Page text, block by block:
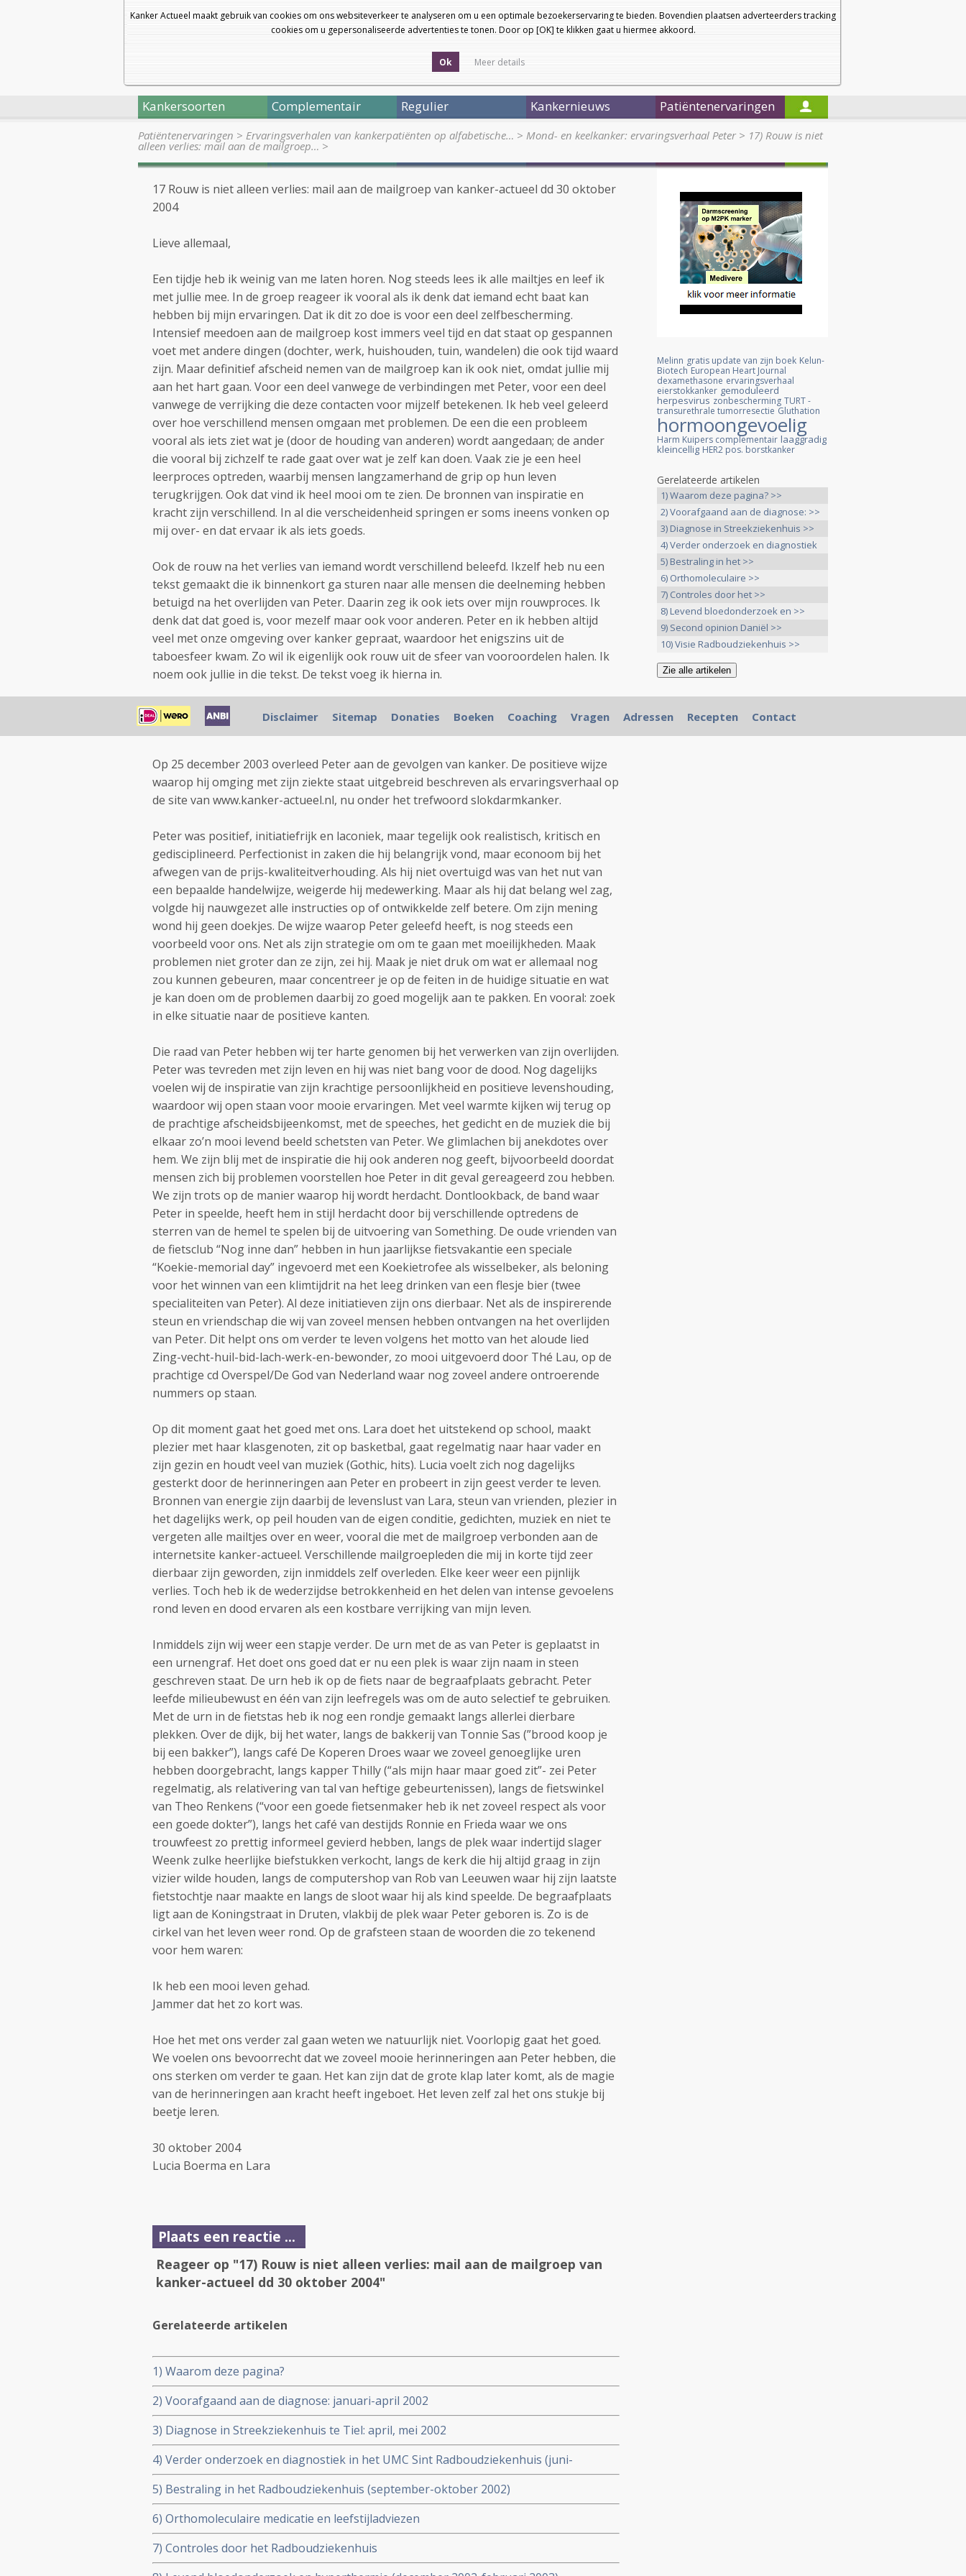
Kanker Actueel maakt gebruik van cookies om ons websiteverkeer te analyseren om u een optimale bezoekerservaring te bieden. Bovendien plaatsen adverteerders tracking
cookies om u gepersonaliseerde advertenties te tonen. Door op [OK] te klikken gaat u hiermee akkoord.
Ok Meer details
a
a
Nieuwsbrief
Startpagina
Kankersoorten Complementair Regulier Kankernieuws Patiëntenervaringen
Patiëntenervaringen > Ervaringsverhalen van kankerpatiënten op alfabetische… > Mond- en keelkanker: ervaringsverhaal Peter> 17) Rouw is niet
alleen verlies: mail aan de mailgroep… >
17 Rouw is niet alleen verlies: mail aan de mailgroep van kanker-actueel dd 30 oktober
2004
Lieve allemaal,
Een tijdje heb ik weinig van me laten horen. Nog steeds lees ik alle mailtjes en leef ik
met jullie mee. In de groep reageer ik vooral als ik denk dat iemand echt baat kan
hebben bij mijn ervaringen. Dat ik dit zo doe is voor een deel zelfbescherming.
Intensief meedoen aan de mailgroep kost immers veel tijd en dat staat op gespannen
voet met andere dingen (dochter, werk, huishouden, tuin, wandelen) die ook tijd waard
zijn. Maar definitief afscheid nemen van de mailgroep kan ik ook niet, omdat jullie mij
aan het hart gaan. Voor een deel vanwege de verbindingen met Peter, voor een deel
vanwege de verrijking die deze contacten voor mijzelf betekenen. Ik heb veel geleerd
over hoe verschillend mensen omgaan met problemen. De een die een probleem
vooral als iets ziet wat je (door de houding van anderen) wordt aangedaan; de ander
die vooral bij zichzelf te rade gaat over wat je zelf kan doen. Vaak zie je een heel
leerproces optreden, waarbij mensen langzamerhand de grip op hun leven
terugkrijgen. Ook dat vind ik heel mooi om te zien. De bronnen van inspiratie en
kracht zijn verschillend. In al die verscheidenheid springen er soms ineens vonken op
mij over- en dat ervaar ik als iets goeds.
Ook de rouw na het verlies van iemand wordt verschillend beleefd. Ikzelf heb nu een
tekst gemaakt die ik binnenkort ga sturen naar alle mensen die deelneming hebben
betuigd na het overlijden van Peter. Daarin zeg ik ook iets over mijn rouwproces. Ik
denk dat dat goed is, voor mezelf maar ook voor anderen. Peter en ik hebben altijd
veel met onze omgeving over kanker gepraat, waardoor het enigszins uit de
taboesfeer kwam. Zo wil ik eigenlijk ook rouw uit de sfeer van vooroordelen halen. Ik
noem ook jullie in die tekst. De tekst voeg ik hierna in.
Lieve groeten,
Lucia
Op 25 december 2003 overleed Peter aan de gevolgen van kanker. De positieve wijze
waarop hij omging met zijn ziekte staat uitgebreid beschreven als ervaringsverhaal op
de site van www.kanker-actueel.nl, nu onder het trefwoord slokdarmkanker.
Peter was positief, initiatiefrijk en laconiek, maar tegelijk ook realistisch, kritisch en
gedisciplineerd. Perfectionist in zaken die hij belangrijk vond, maar econoom bij het
afwegen van de prijs-kwaliteitverhouding. Als hij niet overtuigd was van het nut van
een bepaalde handelwijze, weigerde hij medewerking. Maar als hij dat belang wel zag,
volgde hij nauwgezet alle instructies op of ontwikkelde zelf betere. Om zijn mening
wond hij geen doekjes. De wijze waarop Peter geleefd heeft, is nog steeds een
voorbeeld voor ons. Net als zijn strategie om om te gaan met moeilijkheden. Maak
problemen niet groter dan ze zijn, zei hij. Maak je niet druk om wat er allemaal nog
zou kunnen gebeuren, maar concentreer je op de feiten in de huidige situatie en wat
je kan doen om de problemen daarbij zo goed mogelijk aan te pakken. En vooral: zoek
in elke situatie naar de positieve kanten.
Die raad van Peter hebben wij ter harte genomen bij het verwerken van zijn overlijden.
Peter was tevreden met zijn leven en hij was niet bang voor de dood. Nog dagelijks
voelen wij de inspiratie van zijn krachtige persoonlijkheid en positieve levenshouding,
waardoor wij open staan voor mooie ervaringen. Met veel warmte kijken wij terug op
de prachtige afscheidsbijeenkomst, met de speeches, het gedicht en de muziek die bij
elkaar zo’n mooi levend beeld schetsten van Peter. We glimlachen bij anekdotes over
hem. We zijn blij met de inspiratie die hij ook anderen nog geeft, bijvoorbeeld doordat
mensen zich bij problemen voorstellen hoe Peter in dit geval gereageerd zou hebben.
We zijn trots op de manier waarop hij wordt herdacht. Dontlookback, de band waar
Peter in speelde, heeft hem in stijl herdacht door bij verschillende optredens de
sterren van de hemel te spelen bij de uitvoering van Something. De oude vrienden van
de fietsclub “Nog inne dan” hebben in hun jaarlijkse fietsvakantie een speciale
“Koekie-memorial day” ingevoerd met een Koekietrofee als wisselbeker, als beloning
voor het winnen van een klimtijdrit na het leeg drinken van een flesje bier (twee
specialiteiten van Peter). Al deze initiatieven zijn ons dierbaar. Net als de inspirerende
steun en vriendschap die wij van zoveel mensen hebben ontvangen na het overlijden
van Peter. Dit helpt ons om verder te leven volgens het motto van het aloude lied
Zing-vecht-huil-bid-lach-werk-en-bewonder, zo mooi uitgevoerd door Thé Lau, op de
prachtige cd Overspel/De God van Nederland waar nog zoveel andere ontroerende
nummers op staan.
Op dit moment gaat het goed met ons. Lara doet het uitstekend op school, maakt
plezier met haar klasgenoten, zit op basketbal, gaat regelmatig naar haar vader en
zijn gezin en houdt veel van muziek (Gothic, hits). Lucia voelt zich nog dagelijks
gesterkt door de herinneringen aan Peter en probeert in zijn geest verder te leven.
Bronnen van energie zijn daarbij de levenslust van Lara, steun van vrienden, plezier in
het dagelijks werk, op peil houden van de eigen conditie, gedichten, muziek en niet te
vergeten alle mailtjes over en weer, vooral die met de mailgroep verbonden aan de
internetsite kanker-actueel. Verschillende mailgroepleden die mij in korte tijd zeer
dierbaar zijn geworden, zijn inmiddels zelf overleden. Elke keer weer een pijnlijk
verlies. Toch heb ik de wederzijdse betrokkenheid en het delen van intense gevoelens
rond leven en dood ervaren als een kostbare verrijking van mijn leven.
Inmiddels zijn wij weer een stapje verder. De urn met de as van Peter is geplaatst in
een urnengraf. Het doet ons goed dat er nu een plek is waar zijn naam in steen
geschreven staat. De urn heb ik op de fiets naar de begraafplaats gebracht. Peter
leefde milieubewust en één van zijn leefregels was om de auto selectief te gebruiken.
Met de urn in de fietstas heb ik nog een rondje gemaakt langs allerlei dierbare
plekken. Over de dijk, bij het water, langs de bakkerij van Tonnie Sas (”brood koop je
bij een bakker”), langs café De Koperen Droes waar we zoveel genoeglijke uren
hebben doorgebracht, langs kapper Thilly (“als mijn haar maar goed zit”- zei Peter
regelmatig, als relativering van tal van heftige gebeurtenissen), langs de fietswinkel
van Theo Renkens (“voor een goede fietsenmaker heb ik net zoveel respect als voor
een goede dokter”), langs het café van destijds Ronnie en Frieda waar we ons
trouwfeest zo prettig informeel gevierd hebben, langs de plek waar indertijd slager
Weenk zulke heerlijke biefstukken verkocht, langs de kerk die hij altijd graag in zijn
vizier wilde houden, langs de computershop van Rob van Leeuwen waar hij zijn laatste
fietstochtje naar maakte en langs de sloot waar hij als kind speelde. De begraafplaats
ligt aan de Koningstraat in Druten, vlakbij de plek waar Peter geboren is. Zo is de
cirkel van het leven weer rond. Op de grafsteen staan de woorden die zo tekenend
voor hem waren:
Ik heb een mooi leven gehad.
Jammer dat het zo kort was.
Hoe het met ons verder zal gaan weten we natuurlijk niet. Voorlopig gaat het goed.
We voelen ons bevoorrecht dat we zoveel mooie herinneringen aan Peter hebben, die
ons sterken om verder te gaan. Het kan zijn dat de grote klap later komt, als de magie
van de herinneringen aan kracht heeft ingeboet. Het leven zelf zal het ons stukje bij
beetje leren.
30 oktober 2004
Lucia Boerma en Lara
Plaats een reactie ...
Reageer op "17) Rouw is niet alleen verlies: mail aan de mailgroep van
kanker-actueel dd 30 oktober 2004"
Gerelateerde artikelen
1) Waarom deze pagina?
2) Voorafgaand aan de diagnose: januari-april 2002
3) Diagnose in Streekziekenhuis te Tiel: april, mei 2002
4) Verder onderzoek en diagnostiek in het UMC Sint Radboudziekenhuis (juni-
augustus 2002)
5) Bestraling in het Radboudziekenhuis (september-oktober 2002)
6) Orthomoleculaire medicatie en leefstijladviezen
7) Controles door het Radboudziekenhuis
Melinn gratis update van zijn boek Kelun-
Biotech European Heart Journal
dexamethasone ervaringsverhaal
eierstokkanker gemoduleerd
herpesvirus zonbescherming TURT -
transurethrale tumorresectie Gluthation
hormoongevoelig
Harm Kuipers complementair laaggradig
kleincellig HER2 pos. borstkanker
Gerelateerde artikelen
1) Waarom deze pagina? >>
2) Voorafgaand aan de diagnose: >>
3) Diagnose in Streekziekenhuis >>
4) Verder onderzoek en diagnostiek
>>
5) Bestraling in het >>
6) Orthomoleculaire >>
7) Controles door het >>
8) Levend bloedonderzoek en >>
9) Second opinion Daniël >>
10) Visie Radboudziekenhuis >>
Disclaimer Sitemap Donaties Boeken Coaching Vragen Adressen Recepten Contact